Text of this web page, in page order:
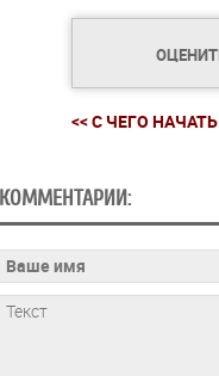
<< С ЧЕГО
КОММЕНТАРИИ: